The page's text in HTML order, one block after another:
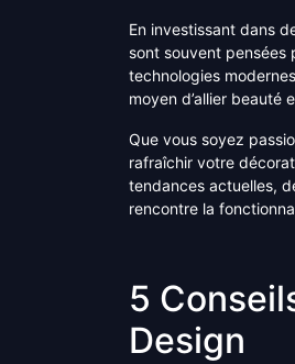
En investissant dans
sont souvent pensées
technologies
moyen d’allier beauté
Que vous soyez
rafraîchir votre
tendances actuelles,
rencontre la
5
Design